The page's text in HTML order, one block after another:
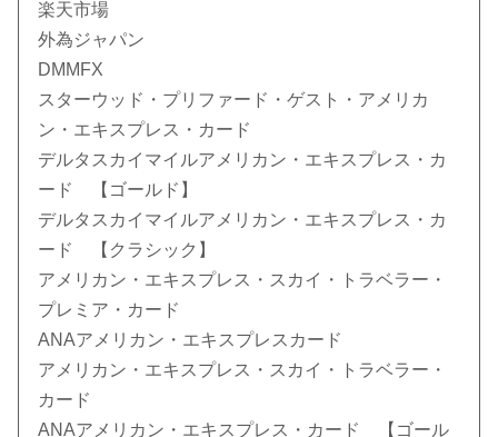
楽天市場
外為ジャパン
DMMFX
スターウッド・プリファード・ゲスト・アメリカ
ン・エキスプレス・カード
デルタスカイマイルアメリカン・エキスプレス・カ
ード 【ゴールド】
デルタスカイマイルアメリカン・エキスプレス・カ
ード 【クラシック】
アメリカン・エキスプレス・スカイ・トラベラー・
プレミア・カード
ANAアメリカン・エキスプレスカード
アメリカン・エキスプレス・スカイ・トラベラー・
カード
ANAアメリカン・エキスプレス・カード 【ゴール